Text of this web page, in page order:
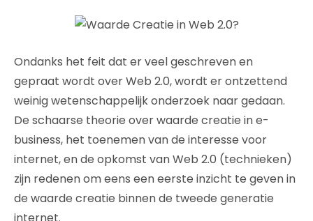
Ondanks het feit dat er veel geschreven en
gepraat wordt over Web 2.0, wordt er ontzettend
weinig wetenschappelijk onderzoek naar gedaan.
De schaarse theorie over waarde creatie in e-
business, het toenemen van de interesse voor
internet, en de opkomst van Web 2.0 (technieken)
zijn redenen om eens een eerste inzicht te geven in
de waarde creatie binnen de tweede generatie
internet.